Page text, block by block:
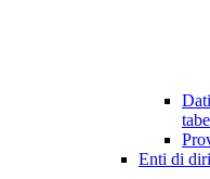
Enti di